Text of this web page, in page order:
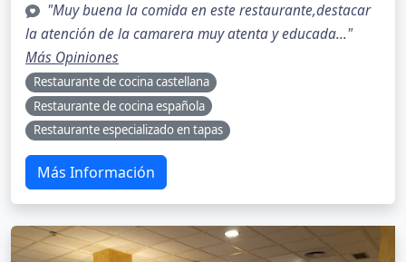
"Muy buena la comida en este restaurante,destacar
la atención de la camarera muy atenta y educada..."
Más Opiniones
Restaurante de cocina castellana
Restaurante de cocina española
Restaurante especializado en tapas
Más Información